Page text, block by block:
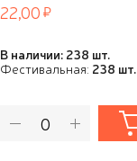
22,00
В наличии: 238 шт.
Фестивальная: 238 шт.